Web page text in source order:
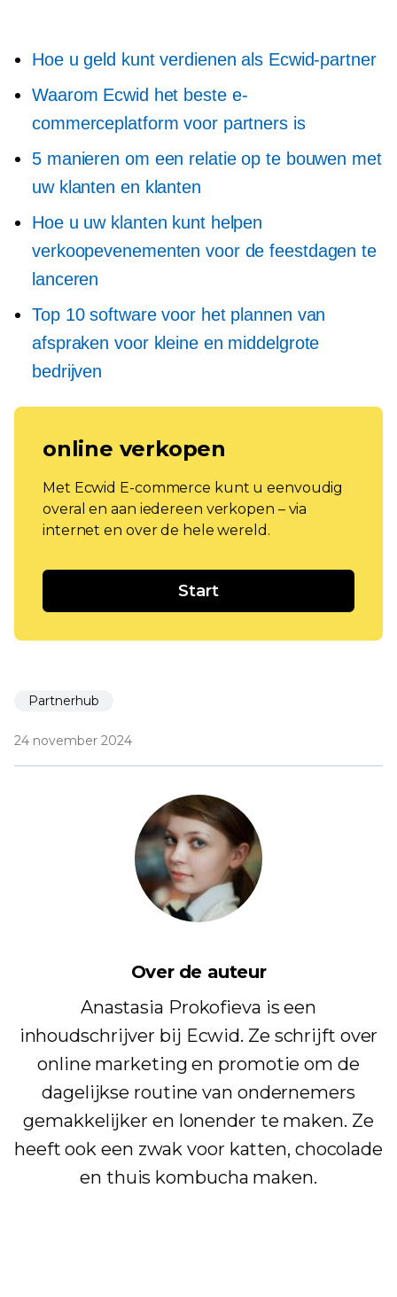
Hoe u geld kunt verdienen als Ecwid-partner
Waarom Ecwid het beste e-
commerceplatform voor partners is
5 manieren om een ​​relatie op te bouwen met
uw klanten en klanten
Hoe u uw klanten kunt helpen
verkoopevenementen voor de feestdagen te
lanceren
Top 10 software voor het plannen van
afspraken voor kleine en middelgrote
bedrijven
online verkopen
Met Ecwid E-commerce kunt u eenvoudig
overal en aan iedereen verkopen – via
internet en over de hele wereld.
Start
Partnerhub
24 november 2024
Over de auteur
Anastasia Prokofieva is een
inhoudschrijver bij Ecwid. Ze schrijft over
online marketing en promotie om de
dagelijkse routine van ondernemers
gemakkelijker en lonender te maken. Ze
heeft ook een zwak voor katten, chocolade
en thuis kombucha maken.